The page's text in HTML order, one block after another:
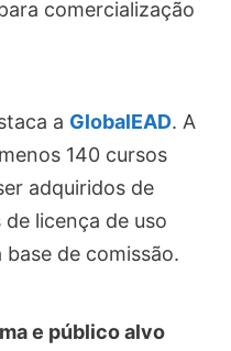
comercialização
a GlobalEAD. A
140 cursos
adquiridos de
licença de uso
de comissão.
e público alvo